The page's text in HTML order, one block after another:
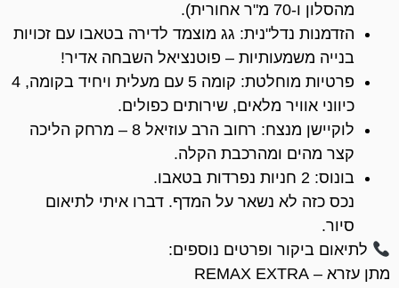
מהסלון ו-70 מ"ר אחורית).
​הזדמנות נדל"נית: גג מוצמד לדירה בטאבו עם זכויות
בנייה משמעותיות – פוטנציאל השבחה אדיר!
​פרטיות מוחלטת: קומה 5 עם מעלית ויחיד בקומה, 4
כיווני אוויר מלאים, שירותים כפולים.
​לוקיישן מנצח: רחוב הרב עוזיאל 8 – מרחק הליכה
קצר מהים ומהרכבת הקלה.
​בונוס: 2 חניות נפרדות בטאבו.
נכס כזה לא נשאר על המדף. דברו איתי לתיאום
סיור.
לתיאום ביקור ופרטים נוספים:
מתן עזרא – REMAX EXTRA